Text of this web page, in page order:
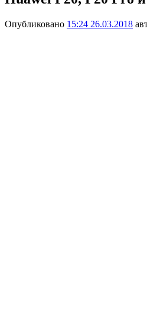
Опубликовано 15:24 26.03.2018